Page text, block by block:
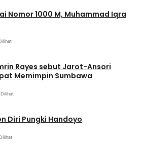
Nomor 1000 M, Muhammad Iqra
Jarot-Ansori
Memimpin Sumbawa
Diri Pungki Handoyo